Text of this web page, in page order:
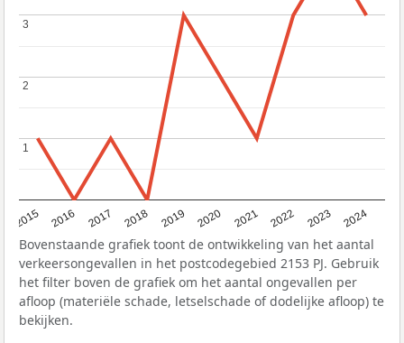
2015 2016 2017 2018 2019 2020 2021 2022 2023 2024
11
2
2
3
3
Bovenstaande grafiek toont de ontwikkeling van het aantal
verkeersongevallen in het postcodegebied 2153 PJ. Gebruik
het filter boven de grafiek om het aantal ongevallen per
afloop (materiële schade, letselschade of dodelijke afloop) te
bekijken.